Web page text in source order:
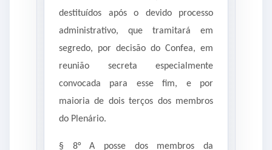
destituídos após o devido processo
administrativo, que tramitará em
segredo, por decisão do Confea, em
reunião secreta especialmente
convocada para esse fim, e por
maioria de dois terços dos membros
do Plenário.
§ 8° A posse dos membros da